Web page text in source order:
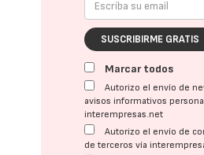
SUSCRIBIRME GRATIS
Marcar todos
Autorizo el envío de
avisos informativos
interempresas.net
Autorizo el envío de
de terceros vía